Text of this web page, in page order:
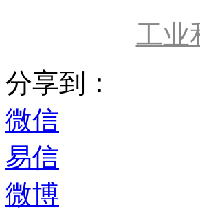
工业
分享到：
微信
易信
微博